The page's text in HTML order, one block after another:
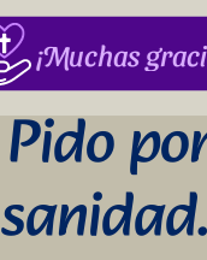
¡Muchas
Pido